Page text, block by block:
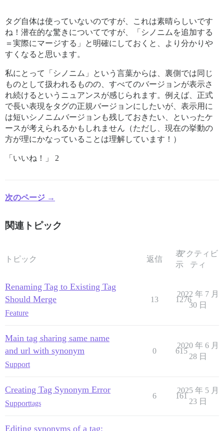
タグ自体は使っていないのですが、これは素晴らしいです
ね！潜在的な驚きについてですが、「シノニムを追加する
＝実際にマージする」と明確にしておくと、より分かりや
すくなると思います。
私にとって「シノニム」という言葉からは、裏側では同じ
ものとして扱われるものの、すべてのバージョンが表示さ
れ続けるというニュアンスが感じられます。例えば、正式
で長い表現をタグの正規バージョンにしたいが、表示用に
は短いシノニムバージョンも残しておきたい、といったケ
ースが考えられるかもしれません（ただし、現在の挙動の
方が理にかなっていることは理解しています！）
「いいね！」 2
次のページ →
関連トピック
トピック 返信
表
示
アクティビ
ティ
Renaming Tag to Existing Tag
Should Merge
Feature
13 1276
2022 年 7 月
30 日
Main tag sharing same name
and url with synonym
Support
0 615
2020 年 6 月
28 日
Creating Tag Synonym Error
Supporttags
6 161
2025 年 5 月
23 日
Editing synonyms of a tag: